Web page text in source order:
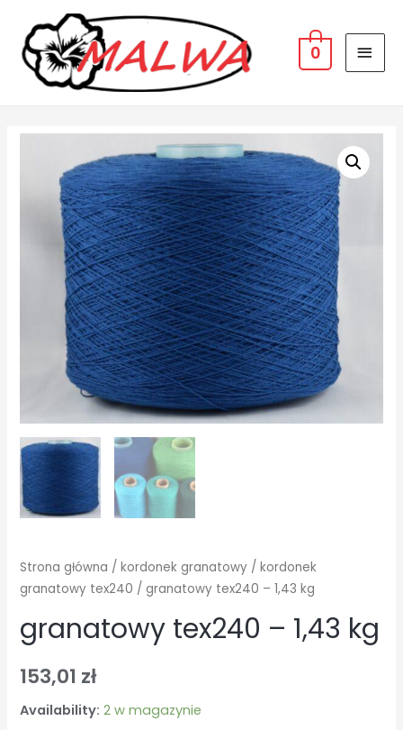
0
Strona główna /kordonek granatowy /kordonek
granatowy tex240 / granatowy tex240 – 1,43 kg
granatowy tex240 – 1,43 kg
153,01 zł
Availability: 2 w magazynie